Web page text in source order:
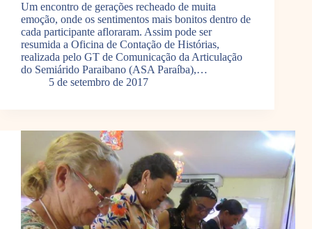
Um encontro de gerações recheado de muita
emoção, onde os sentimentos mais bonitos dentro de
cada participante afloraram. Assim pode ser
resumida a Oficina de Contação de Histórias,
realizada pelo GT de Comunicação da Articulação
do Semiárido Paraibano (ASA Paraíba),…
5 de setembro de 2017